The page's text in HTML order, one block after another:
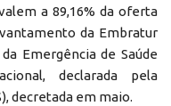
a 89,16% da oferta
da Embratur
Emergência de Saúde
declarada pela
decretada em maio.